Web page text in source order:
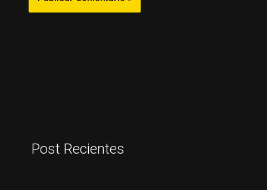
Post Recientes